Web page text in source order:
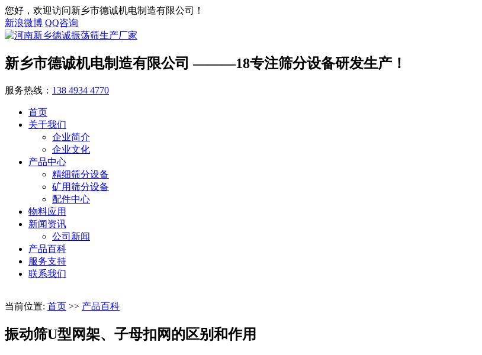
您好，欢迎访问新乡市德诚机电制造有限公司！
新浪微博 QQ咨询
新乡市德诚机电制造有限公司 ———18专注筛分设备研发生产！
服务热线： 138 4934 4770
首页
关于我们
企业简介
企业文化
产品中心
精细筛分设备
矿用筛分设备
配件中心
物料应用
新闻资讯
公司新闻
产品百科
服务支持
联系我们
当前位置: 首页 >> 产品百科
振动筛U型网架、子母扣网的区别和作用